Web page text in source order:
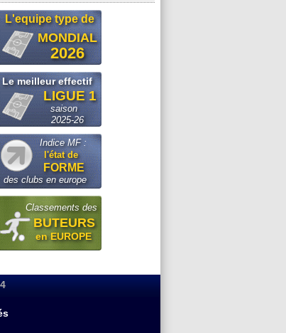
L'equipe type de
MONDIAL
2026
Le meilleur effectif
LIGUE 1
saison
2025-26
Indice MF :
l'état de
FORME
des clubs en europe
Classements des
BUTEURS
en EUROPE